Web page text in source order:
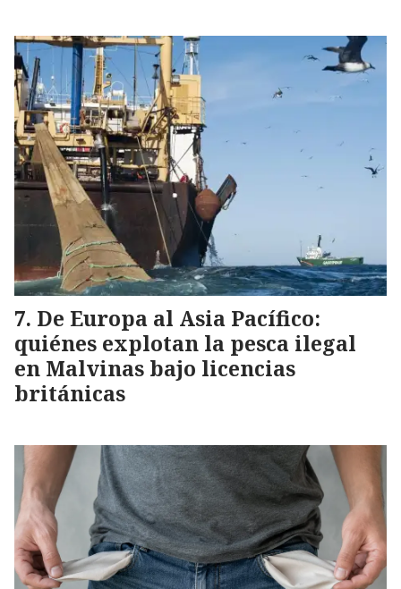
De Europa al Asia Pacífico:
quiénes explotan la pesca ilegal
en Malvinas bajo licencias
británicas